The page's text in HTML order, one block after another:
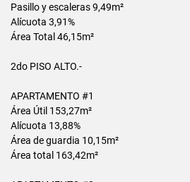
Pasillo y escaleras 9,49m²
Alícuota 3,91%
Área Total 46,15m²
2do PISO ALTO.-
APARTAMENTO #1
Área Útil 153,27m²
Alícuota 13,88%
Área de guardia 10,15m²
Área total 163,42m²